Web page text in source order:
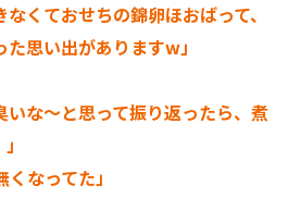
なくておせちの錦卵ほおばって、
思い出がありますw」
いな～と思って振り返ったら、煮
なってた」